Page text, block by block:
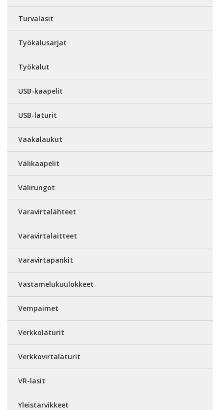
Turvalasit
Työkalusarjat
Työkalut
USB-kaapelit
USB-laturit
Vaakalaukut
Välikaapelit
Välirungot
Varavirtalähteet
Varavirtalaitteet
Varavirtapankit
Vastamelukuulokkeet
Vempaimet
Verkkolaturit
Verkkovirtalaturit
VR-lasit
Yleistarvikkeet